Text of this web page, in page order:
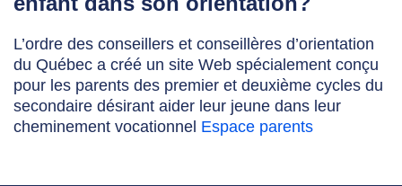
L’ordre des conseillers et conseillères d’orientation
du Québec a créé un site Web spécialement conçu
pour les parents des premier et deuxième cycles du
secondaire désirant aider leur jeune dans leur
cheminement vocationnel Espace parents